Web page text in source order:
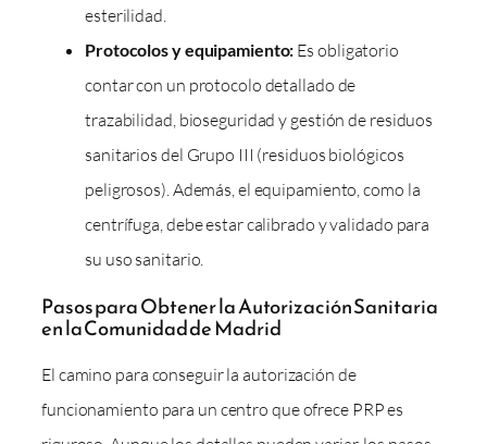
esterilidad.
Protocolos y equipamiento: Es obligatorio
contar con un protocolo detallado de
trazabilidad, bioseguridad y gestión de residuos
sanitarios del Grupo III (residuos biológicos
peligrosos). Además, el equipamiento, como la
centrífuga, debe estar calibrado y validado para
su uso sanitario.
Pasos para Obtener la Autorización Sanitaria
en la Comunidad de Madrid
El camino para conseguir la autorización de
funcionamiento para un centro que ofrece PRP es